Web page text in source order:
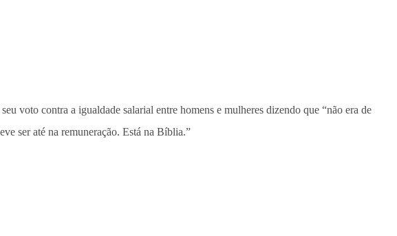
voto contra a igualdade salarial entre homens e mulheres dizendo que “não era de
ser até na remuneração. Está na Bíblia.”